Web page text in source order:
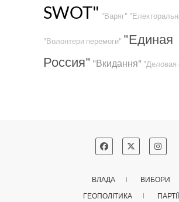
SWOT" "Варяг"
"Волонтери перемоги" "Единая
Россия" "Вкидання" "Деловая
ВЛАДА
ВИБОРИ
ГЕОПОЛІТИКА
ПАРТІЇ